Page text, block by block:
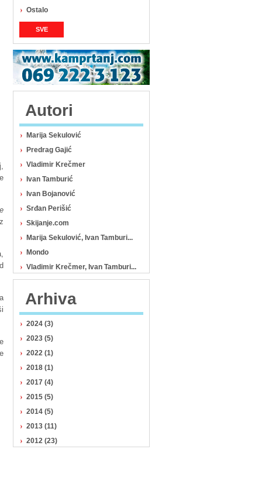
Ostalo
SVE
Autori
Marija Sekulović
Predrag Gajić
Vladimir Krečmer
Ivan Tamburić
Ivan Bojanović
Srđan Perišić
Skijanje.com
Marija Sekulović, Ivan Tamburi...
Mondo
Vladimir Krečmer, Ivan Tamburi...
Arhiva
2024 (3)
2023 (5)
2022 (1)
2018 (1)
2017 (4)
2015 (5)
2014 (5)
2013 (11)
2012 (23)